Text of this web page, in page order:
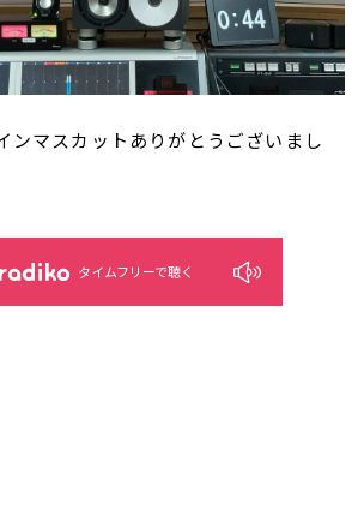
ンマスカットありがとうございまし
タイムフリーで聴く